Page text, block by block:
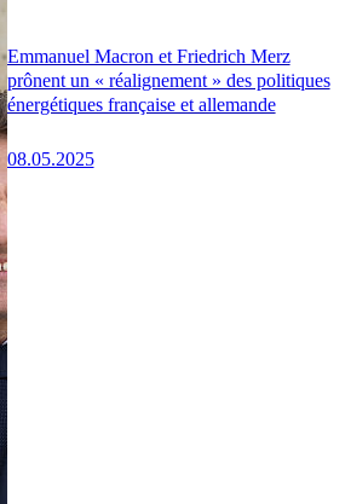
Emmanuel Macron et Friedrich Merz
prônent un « réalignement » des politiques
énergétiques française et allemande
08.05.2025